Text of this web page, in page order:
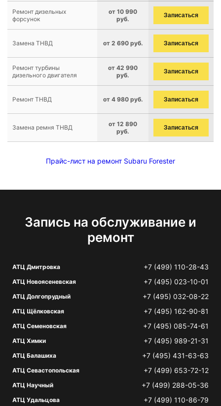
Ремонт дизельных
форсунок
от 10 990
руб.
Записаться
Замена ТНВД от 2 690 руб. Записаться
Ремонт турбины
дизельного двигателя
от 42 990
руб.
Записаться
Ремонт ТНВД от 4 980 руб. Записаться
Замена ремня ТНВД
от 12 890
руб.
Записаться
Прайс-лист на ремонт Subaru Forester
Запись на обслуживание и
ремонт
АТЦ Дмитровка +7 (499) 110-28-43
АТЦ Новоясеневская +7 (495) 023-10-01
АТЦ Долгопрудный +7 (495) 032-08-22
АТЦ Щёлковская +7 (495) 162-90-81
АТЦ Семеновская +7 (495) 085-74-61
АТЦ Химки +7 (495) 989-21-31
АТЦ Балашиха +7 (495) 431-63-63
АТЦ Севастопольская +7 (499) 653-72-12
АТЦ Научный +7 (499) 288-05-36
АТЦ Удальцова +7 (499) 110-86-79